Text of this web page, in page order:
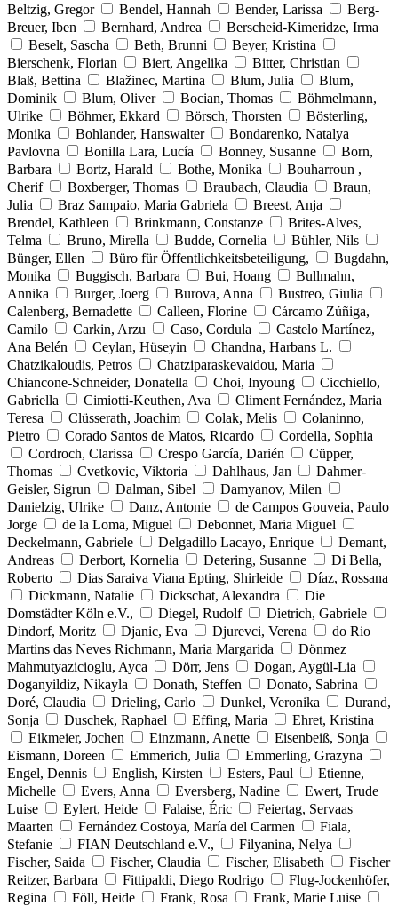
Beltzig, Gregor
Bendel, Hannah Bender, Larissa
Berg-
Breuer, Iben
Bernhard, Andrea
Berscheid-Kimeridze, Irma
Beselt, Sascha
Beth, Brunni
Beyer, Kristina
Bierschenk, Florian
Biert, Angelika
Bitter, Christian
Blaß, Bettina
Blažinec, Martina Blum, Julia
Blum,
Dominik
Blum, Oliver Bocian, Thomas
Böhmelmann,
Ulrike
Böhmer, Ekkard Börsch, Thorsten
Bösterling,
Monika
Bohlander, Hanswalter
Bondarenko, Natalya
Pavlovna
Bonilla Lara, Lucía Bonney, Susanne
Born,
Barbara
Bortz, Harald Bothe, Monika
Bouharroun ,
Cherif
Boxberger, Thomas Braubach, Claudia
Braun,
Julia
Braz Sampaio, Maria Gabriela
Breest, Anja
Brendel, Kathleen
Brinkmann, Constanze
Brites-Alves,
Telma
Bruno, Mirella Budde, Cornelia
Bühler, Nils
Bünger, Ellen
Büro für Öffentlichkeitsbeteiligung,
Bugdahn,
Monika
Buggisch, Barbara Bui, Hoang
Bullmahn,
Annika
Burger, Joerg Burova, Anna
Bustreo, Giulia
Calenberg, Bernadette
Calleen, Florine
Cárcamo Zúñiga,
Camilo
Carkin, Arzu Caso, Cordula
Castelo Martínez,
Ana Belén
Ceylan, Hüseyin
Chandna, Harbans L.
Chatzikaloudis, Petros
Chatziparaskevaidou, Maria
Chiancone-Schneider, Donatella
Choi, Inyoung
Cicchiello,
Gabriella
Cimiotti-Keuthen, Ava
Climent Fernández, Maria
Teresa
Clüsserath, Joachim Colak, Melis
Colaninno,
Pietro
Corado Santos de Matos, Ricardo
Cordella, Sophia
Cordroch, Clarissa
Crespo García, Darién
Cüpper,
Thomas
Cvetkovic, Viktoria Dahlhaus, Jan
Dahmer-
Geisler, Sigrun
Dalman, Sibel
Damyanov, Milen
Danielzig, Ulrike
Danz, Antonie
de Campos Gouveia, Paulo
Jorge
de la Loma, Miguel
Debonnet, Maria Miguel
Deckelmann, Gabriele
Delgadillo Lacayo, Enrique
Demant,
Andreas
Derbort, Kornelia Detering, Susanne
Di Bella,
Roberto
Dias Saraiva Viana Epting, Shirleide
Díaz, Rossana
Dickmann, Natalie
Dickschat, Alexandra
Die
Domstädter Köln e.V.,
Diegel, Rudolf
Dietrich, Gabriele
Dindorf, Moritz
Djanic, Eva Djurevci, Verena
do Rio
Martins das Neves Richmann, Maria Margarida
Dönmez
Mahmutyazicioglu, Ayca
Dörr, Jens
Dogan, Aygül-Lia
Doganyildiz, Nikayla
Donath, Steffen
Donato, Sabrina
Doré, Claudia
Drieling, Carlo Dunkel, Veronika
Durand,
Sonja
Duschek, Raphael Effing, Maria
Ehret, Kristina
Eikmeier, Jochen
Einzmann, Anette
Eisenbeiß, Sonja
Eismann, Doreen
Emmerich, Julia
Emmerling, Grazyna
Engel, Dennis
English, Kirsten Esters, Paul
Etienne,
Michelle
Evers, Anna Eversberg, Nadine
Ewert, Trude
Luise
Eylert, Heide Falaise, Éric
Feiertag, Servaas
Maarten
Fernández Costoya, María del Carmen
Fiala,
Stefanie
FIAN Deutschland e.V.,
Filyanina, Nelya
Fischer, Saida
Fischer, Claudia Fischer, Elisabeth
Fischer
Reitzer, Barbara
Fittipaldi, Diego Rodrigo
Flug-Jockenhöfer,
Regina
Föll, Heide Frank, Rosa
Frank, Marie Luise